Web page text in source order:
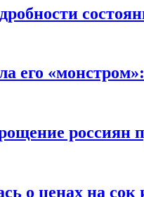
его
россиян
о ценах на